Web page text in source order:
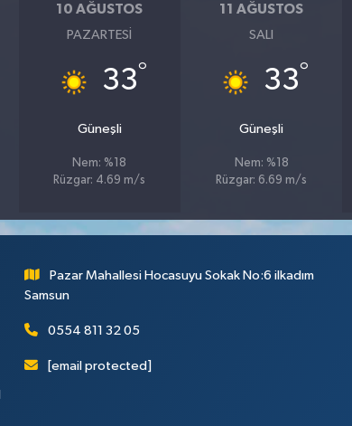
10 AĞUSTOS
PAZARTESI
33°
Güneşli
Nem: %18
Rüzgar: 4.69 m/s
11 AĞUSTOS
SALI
33°
Güneşli
Nem: %18
Rüzgar: 6.69 m/s
Pazar Mahallesi Hocasuyu Sokak No:6 ilkadım
Samsun
0554 811 32 05
[email protected]